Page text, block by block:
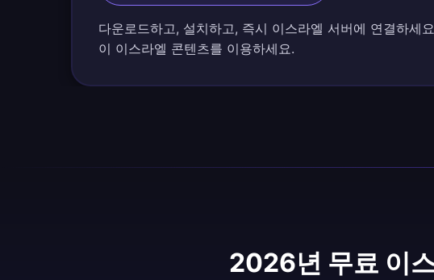
다운로드하고, 설치하고, 즉시 이스라엘 서버에 연결하세
이 이스라엘 콘텐츠를 이용하세요.
2026년 무료 이